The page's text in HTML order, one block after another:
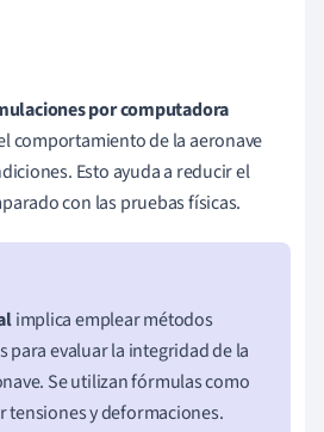
por computadora
comportamiento de la aeronave
Esto ayuda a reducir el
con las pruebas físicas.
implica emplear métodos
para evaluar la integridad de la
Se utilizan fórmulas como
tensiones y deformaciones.